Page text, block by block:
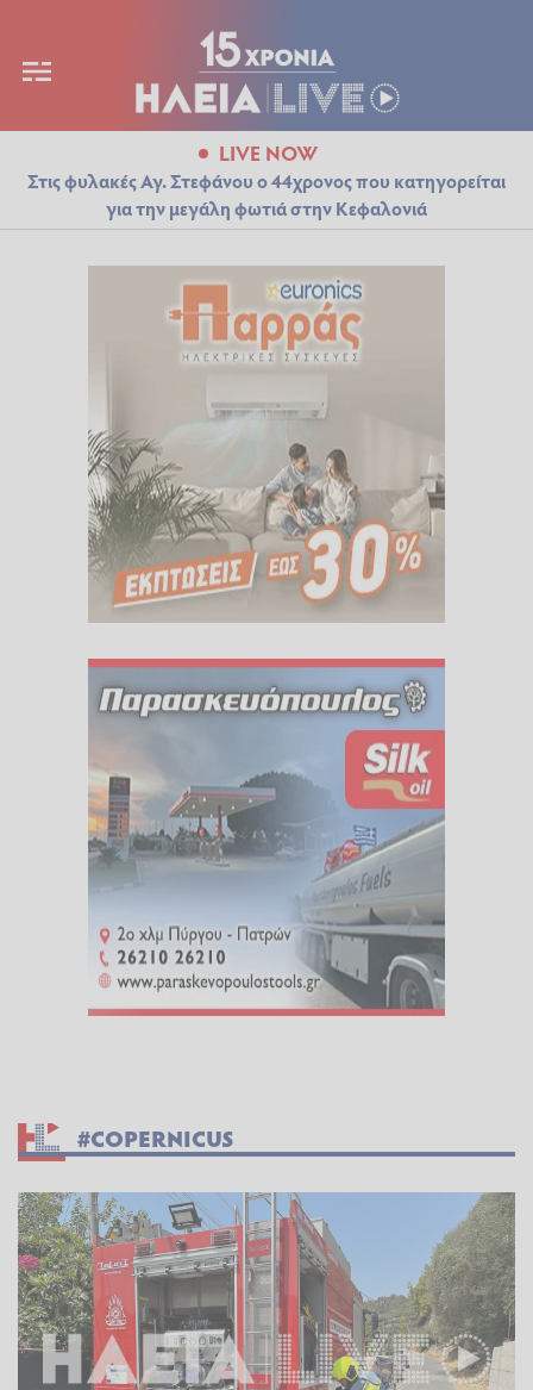
LIVE NOW
Στις φυλακές Αγ. Στεφάνου ο 44χρονος που κατηγορείται
για την μεγάλη φωτιά στην Κεφαλονιά
#COPERNICUS